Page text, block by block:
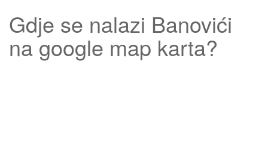
Gdje se nalazi Banovići
na google map karta?